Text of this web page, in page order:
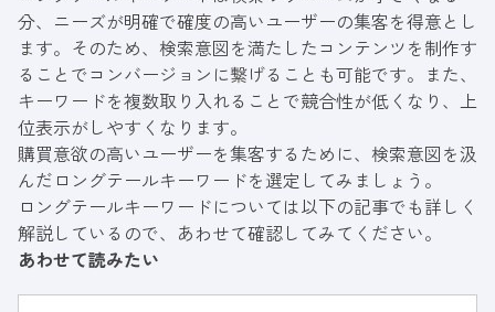
分、ニーズが明確で確度の高いユーザーの集客を得意とし
ます。そのため、検索意図を満たしたコンテンツを制作す
ることでコンバージョンに繋げることも可能です。また、
キーワードを複数取り入れることで競合性が低くなり、上
位表示がしやすくなります。
購買意欲の高いユーザーを集客するために、検索意図を汲
んだロングテールキーワードを選定してみましょう。
ロングテールキーワードについては以下の記事でも詳しく
解説しているので、あわせて確認してみてください。
あわせて読みたい